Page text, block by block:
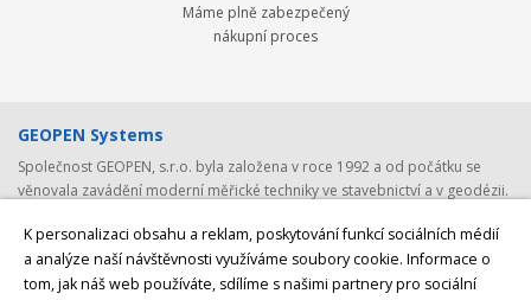
K personalizaci obsahu a reklam, poskytování funkcí sociálních médií
a analýze naší návštěvnosti využíváme soubory cookie. Informace o
tom, jak náš web používáte, sdílíme s našimi partnery pro sociální
Máme plně zabezpečený
nákupní proces
GEOPEN Systems
Společnost GEOPEN, s.r.o. byla založena v roce 1992 a od počátku se
věnovala zavádění moderní měřické techniky ve stavebnictví a v geodézii.
přední japonský výrobce (nejen) geodetické techniky. Postupem času byla
nabídka rozšířena o spolehlivá laserová zařízení Laser Alignment a
Mikrofyn. S rozvojem satelitních systémů jsme v roce 2008 navázali